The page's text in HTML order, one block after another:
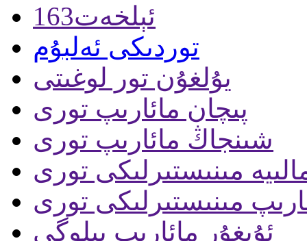
163ئېلخەت
توردىكى ئەلبۇم
يۇلغۇن تور لوغىتى
پىچان مائارىپ تورى
شىنجاڭ مائارىپ تورى
مىنىستىرلىكى تورى
مىنىستىرلىكى تورى
ئۇيغۇر مائارىپ بىلوگى